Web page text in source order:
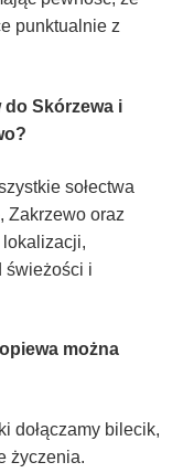
punktualnie z
do Skórzewa i
sołectwa
Zakrzewo oraz
świeżości i
można
dołączamy bilecik,
życzenia.